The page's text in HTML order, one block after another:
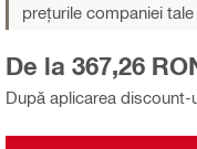
prețurile companiei tale
După aplicarea discount-
De la 367,26